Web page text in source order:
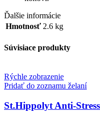
Ďalšie informácie
Hmotnosť 2.6 kg
Súvisiace produkty
Rýchle zobrazenie
Pridať do zoznamu želaní
St.Hippolyt Anti-